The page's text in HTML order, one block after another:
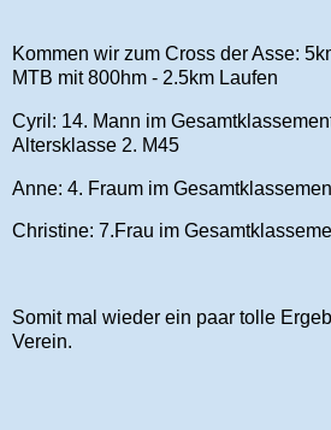
Kommen wir zum Cross der Asse:
MTB mit 800hm - 2.5km Laufen
Cyril: 14. Mann im
Altersklasse 2. M45
Anne: 4. Fraum im
Christine: 7.Frau im
Somit mal wieder ein paar tolle
Verein.